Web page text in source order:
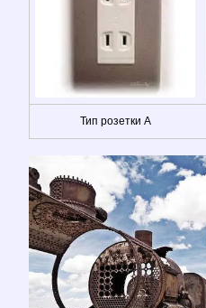
Тип розетки A